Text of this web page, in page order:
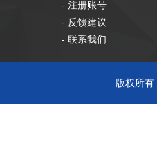
- 注册账号
- 反馈建议
- 联系我们
版权所